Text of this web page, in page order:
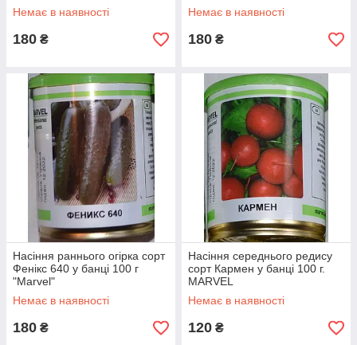
Немає в наявності
180 ₴
Немає в наявності
180 ₴
Насіння раннього огірка сорт
Фенікс 640 у банці 100 г
"Marvel"
Немає в наявності
180 ₴
Насіння середнього редису
сорт Кармен у банці 100 г.
MARVEL
Немає в наявності
120 ₴